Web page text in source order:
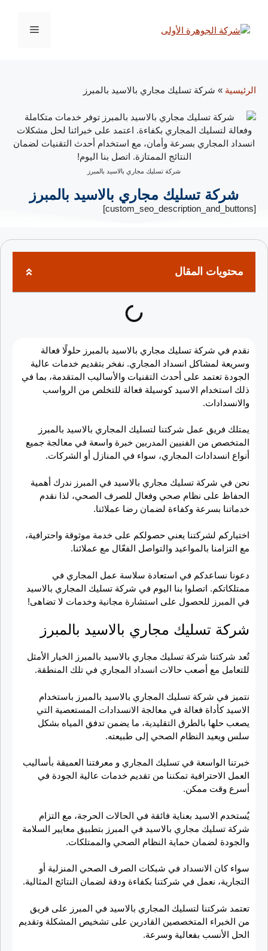
شركة تسليك مجاري بالاسيد بالمبرز
[custom_seo_description_and_buttons]
الرئيسية » شركة تسليك مجاري بالاسيد بالمبرز
شركة تسليك مجاري بالاسيد بالمبرز
محتويات المقال
نقدم في شركة تسليك مجاري بالاسيد بالمبرز حلولًا فعالة
وسريعة لمشاكل انسداد المجاري. نفخر بتقديم خدمات عالية
الجودة تعتمد على أحدث التقنيات والأساليب المتقدمة، بما في
ذلك استخدام الاسيد كوسيلة فعالة للتخلص من الرواسب
والانسدادات.
يمتلك فريق عمل شركتنا لتسليك المجاري بالاسيد بالمبرز
المتخصص من الفنيين المدربين خبرة واسعة في معالجة جميع
أنواع انسدادات المجاري، سواء في المنازل أو الشركات.
نحن في شركة تسليك مجاري بالاسيد في المبرز ندرك أهمية
الحفاظ على نظام صحي وفعال للصرف الصحي، لذا نقدم
خدماتنا بسرعة وكفاءة لضمان رضا عملائنا.
اختياركم لشركتنا يعني حصولكم على خدمة موثوقة واحترافية،
مع التزامنا بالمواعيد والتواصل الفعّال مع عملائنا.
دعونا نساعدكم في استعادة سلاسة عمل المجاري في
ممتلكاتكم. اتصلوا بنا اليوم في شركة تسليك المجاري بالاسيد
في المبرز للحصول على استشارة مجانية وخدمات لا تضاهى!
شركة تسليك مجاري بالاسيد بالمبرز
تُعد شركتنا شركة تسليك مجاري بالاسيد بالمبرز الخيار الأمثل
للتعامل مع أصعب حالات انسداد المجاري في تلك المنطقة.
نتميز في شركة تسليك المجاري بالاسيد بالمبرز باستخدام
الاسيد كأداة فعالة في معالجة الانسدادات المستعصية التي
يصعب حلها بالطرق التقليدية، ما يضمن تدفق المياه بشكل
سلس ويعيد النظام الصحي إلى طبيعته.
خبرتنا الواسعة في تسليك المجاري و معرفتنا العميقة بأساليب
العمل الاحترافية تمكننا من تقديم خدمات عالية الجودة في
أسرع وقت ممكن.
يُستخدم الاسيد بعناية فائقة في الحالات الحرجة، مع التزام
شركة تسليك مجاري بالاسيد في المبرز بتطبيق معايير السلامة
والجودة لضمان حماية النظام الصحي والممتلكات.
سواء كان الانسداد في شبكات الصرف الصحي المنزلية أو
التجارية، نعمل في شركتنا بكفاءة ودقة لضمان النتائج المثالية.
تعتمد شركتنا لتسليك المجاري بالاسيد في المبرز على فريق
من الخبراء المتخصصين القادرين على تشخيص المشكلة وتقديم
الحل الأنسب بفعالية وسرعة.